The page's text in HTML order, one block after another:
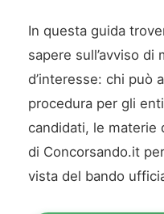
In questa guida
sapere sull’avviso di
d’interesse: chi può
procedura per gli
candidati, le materie
di Concorsando.it
vista del bando